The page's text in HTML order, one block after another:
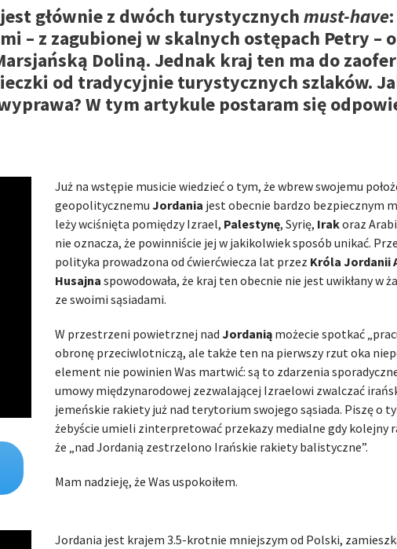
głównie z dwóch turystycznychmust-have:
z zagubionej w skalnych ostępach Petry –
Doliną. Jednak kraj ten ma do
od tradycyjnie turystycznych szlaków.
W tym artykule postaram się
Już na wstępie musicie wiedzieć o tym, że wbrew swojemu
geopolitycznemu Jordania jest obecnie bardzo bezpiecznym
leży wciśnięta pomiędzy Izrael, Palestynę, Syrię, Irakoraz
nie oznacza, że powinniście jej w jakikolwiek sposób unikać.
polityka prowadzona od ćwierćwiecza lat przez Króla Jordanii
Husajna spowodowała, że kraj ten obecnie nie jest uwikłany w
ze swoimi sąsiadami.
W przestrzeni powietrznej nad Jordanią możecie spotkać
obronę przeciwlotniczą, ale także ten na pierwszy rzut oka
element nie powinien Was martwić: są to zdarzenia
umowy międzynarodowej zezwalającej Izraelowi zwalczać
jemeńskie rakiety już nad terytorium swojego sąsiada. Piszę o
żebyście umieli zinterpretować przekazy medialne gdy kolejny
że „nad Jordanią zestrzelono Irańskie rakiety balistyczne”.
Mam nadzieję, że Was uspokoiłem.
Jordania jest krajem 3.5-krotnie mniejszym od Polski,